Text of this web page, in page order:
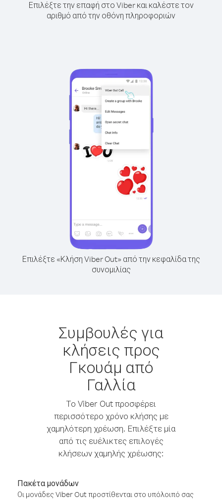
Επιλέξτε την επαφή στο Viber και καλέστε τον
αριθμό από την οθόνη πληροφοριών
Επιλέξτε «Κλήση Viber Out» από την κεφαλίδα της
συνομιλίας
Συμβουλές για
κλήσεις προς
Γκουάμ από
Γαλλία
Το Viber Out προσφέρει
περισσότερο χρόνο κλήσης με
χαμηλότερη χρέωση. Επιλέξτε μία
από τις ευέλικτες επιλογές
κλήσεων χαμηλής χρέωσης:
Πακέτα μονάδων
Οι μονάδες Viber Out προστίθενται στο υπόλοιπό σας